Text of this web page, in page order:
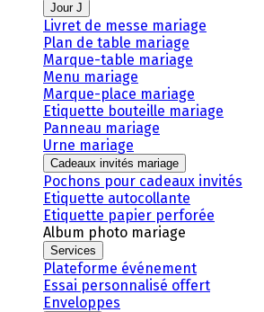
Jour J
Livret de messe mariage
Plan de table mariage
Marque-table mariage
Menu mariage
Marque-place mariage
Etiquette bouteille mariage
Panneau mariage
Urne mariage
Cadeaux invités mariage
Pochons pour cadeaux invités
Etiquette autocollante
Etiquette papier perforée
Album photo mariage
Services
Plateforme événement
Essai personnalisé offert
Enveloppes